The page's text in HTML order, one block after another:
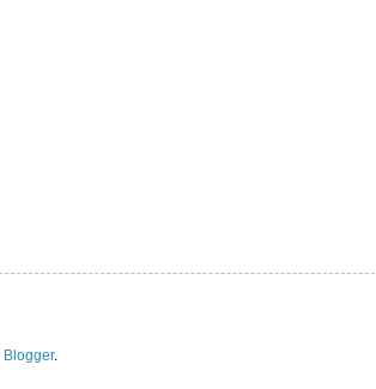
Blogger.